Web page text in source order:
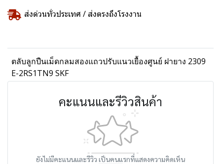
ส่งด่วนทั่วประเทศ / ส่งตรงถึงโรงงาน
ตลับลูกปืนเม็ดกลมสองแถวปรับแนวเยื้องศูนย์ ฝายาง 2309
E-2RS1TN9 SKF
คะแนนและรีวิวสินค้า
ยังไม่มีคะแนนและรีวิว เป็นคนแรกที่แสดงความคิดเห็น